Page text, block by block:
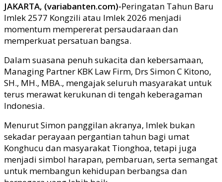
JAKARTA, (variabanten.com)-Peringatan Tahun Baru
Imlek 2577 Kongzili atau Imlek 2026 menjadi
momentum mempererat persaudaraan dan
memperkuat persatuan bangsa.
Dalam suasana penuh sukacita dan kebersamaan,
Managing Partner KBK Law Firm, Drs Simon C Kitono,
SH., MH., MBA., mengajak seluruh masyarakat untuk
terus merawat kerukunan di tengah keberagaman
Indonesia.
Menurut Simon panggilan akranya, Imlek bukan
sekadar perayaan pergantian tahun bagi umat
Konghucu dan masyarakat Tionghoa, tetapi juga
menjadi simbol harapan, pembaruan, serta semangat
untuk membangun kehidupan berbangsa dan